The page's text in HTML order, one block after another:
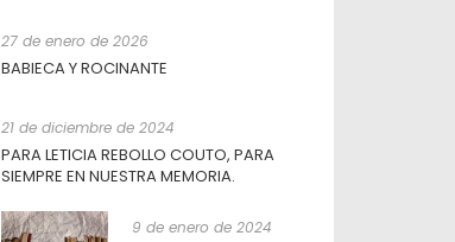
27 de enero de 2026
BABIECA Y ROCINANTE
21 de diciembre de 2024
PARA LETICIA REBOLLO COUTO, PARA
SIEMPRE EN NUESTRA MEMORIA.
9 de enero de 2024